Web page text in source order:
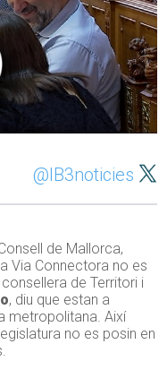
@IB3noticies
de Mallorca,
Via Connectora no es
de Territori i
, diu que estan a
metropolitana. Així
no es posin en